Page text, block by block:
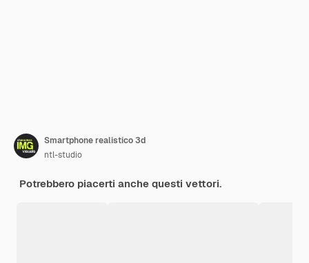
Smartphone realistico 3d
ntl-studio
Potrebbero piacerti anche questi vettori.